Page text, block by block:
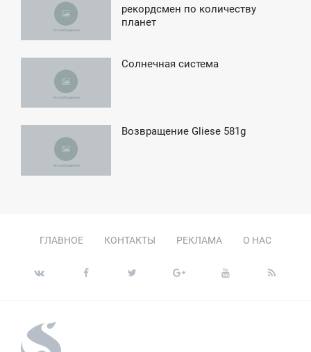
рекордсмен по количеству
планет
Солнечная система
Возвращение Gliese 581g
ГЛАВНОЕ КОНТАКТЫ РЕКЛАМА О НАС